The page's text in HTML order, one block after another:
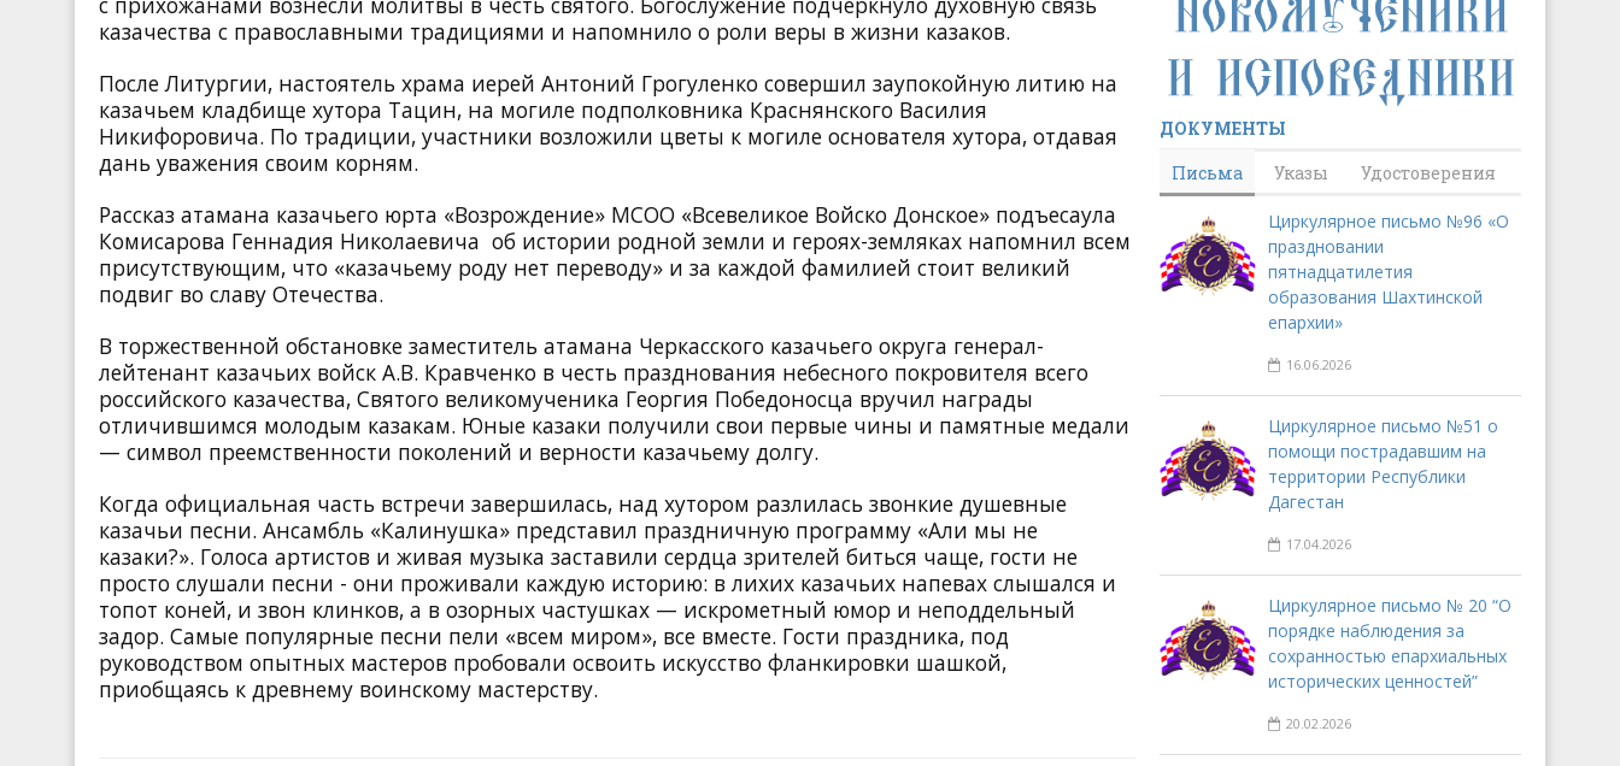
казачества с православными традициями и напомнило о роли веры в жизни казаков.
После Литургии, настоятель храма иерей Антоний Грогуленко совершил заупокойную литию на
казачьем кладбище хутора Тацин, на могиле подполковника Краснянского Василия
Никифоровича. По традиции, участники возложили цветы к могиле основателя хутора, отдавая
дань уважения своим корням.
Рассказ атамана казачьего юрта «Возрождение» МСОО «Всевеликое Войско Донское» подъесаула
Комисарова Геннадия Николаевича об истории родной земли и героях-земляках напомнил всем
присутствующим, что «казачьему роду нет переводу» и за каждой фамилией стоит великий
подвиг во славу Отечества.
В торжественной обстановке заместитель атамана Черкасского казачьего округа генерал-
лейтенант казачьих войск А.В. Кравченко в честь празднования небесного покровителя всего
российского казачества, Святого великомученика Георгия Победоносца вручил награды
отличившимся молодым казакам. Юные казаки получили свои первые чины и памятные медали
— символ преемственности поколений и верности казачьему долгу.
Когда официальная часть встречи завершилась, над хутором разлилась звонкие душевные
казачьи песни. Ансамбль «Калинушка» представил праздничную программу «Али мы не
казаки?». Голоса артистов и живая музыка заставили сердца зрителей биться чаще, гости не
просто слушали песни - они проживали каждую историю: в лихих казачьих напевах слышался и
топот коней, и звон клинков, а в озорных частушках — искрометный юмор и неподдельный
задор. Самые популярные песни пели «всем миром», все вместе. Гости праздника, под
руководством опытных мастеров пробовали освоить искусство фланкировки шашкой,
приобщаясь к древнему воинскому мастерству.
ДОКУМЕНТЫ
Письма
Указы Удостоверения
Циркулярное письмо №96 «О
праздновании
пятнадцатилетия
образования Шахтинской
епархии»
16.06.2026
Циркулярное письмо №51 о
помощи пострадавшим на
территории Республики
Дагестан
17.04.2026
Циркулярное письмо № 20 “О
порядке наблюдения за
сохранностью епархиальных
исторических ценностей”
20.02.2026